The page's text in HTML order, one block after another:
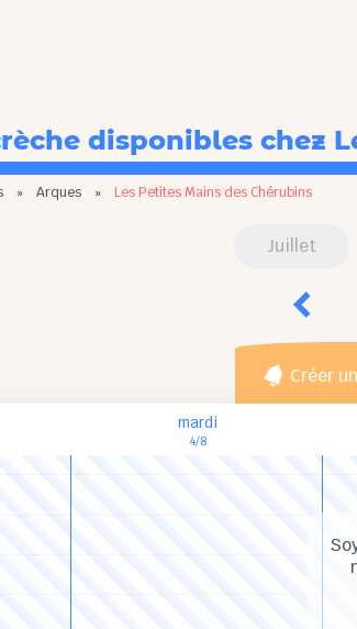
disponibles chez
» Arques » Les Petites Mains des Chérubins
Juillet
Créer
mardi
4/8